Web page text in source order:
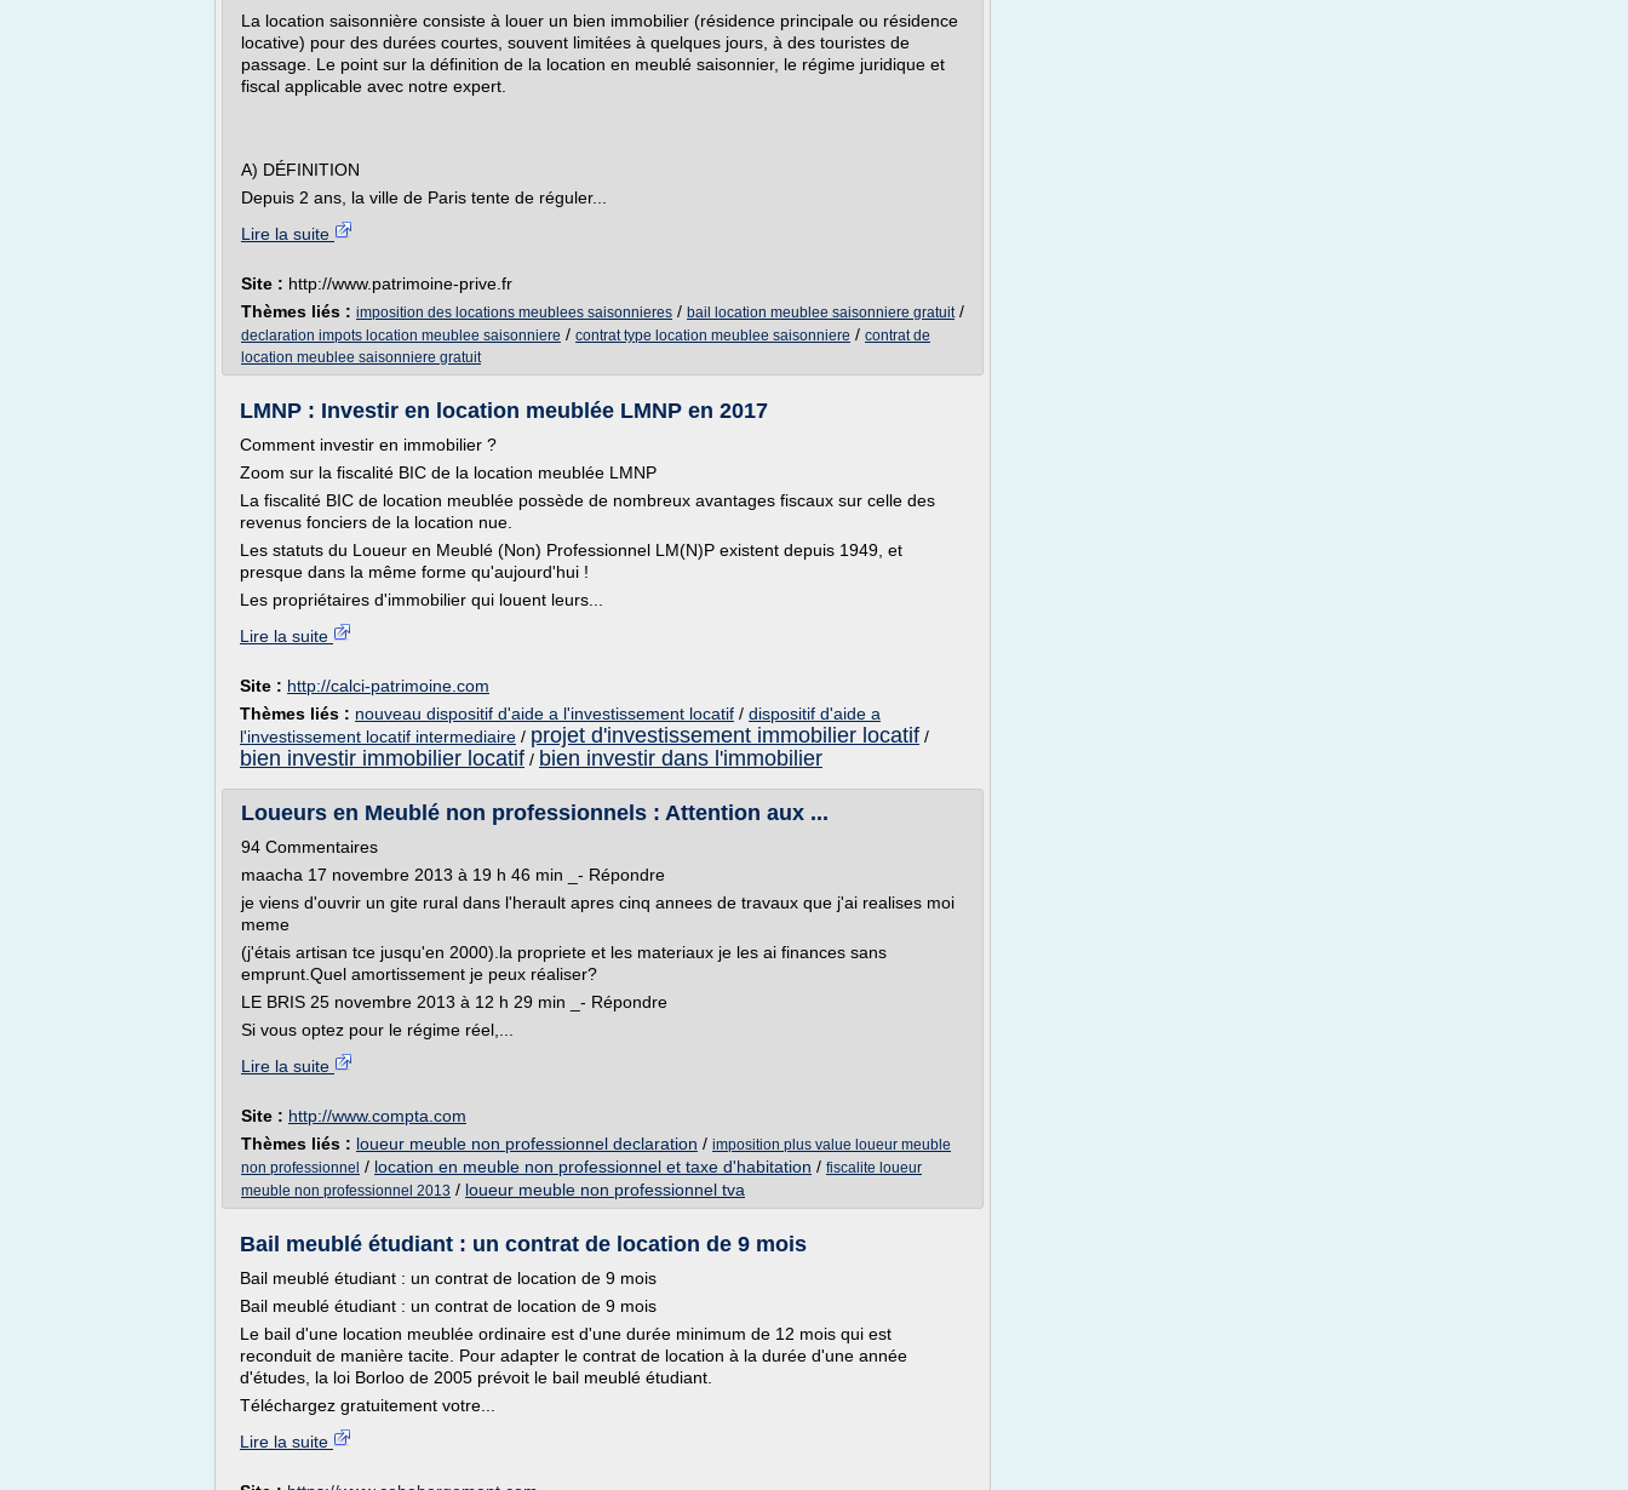
La location saisonnière consiste à louer un bien immobilier (résidence principale ou résidence
locative) pour des durées courtes, souvent limitées à quelques jours, à des touristes de
passage. Le point sur la définition de la location en meublé saisonnier, le régime juridique et
fiscal applicable avec notre expert.
A) DÉFINITION
Depuis 2 ans, la ville de Paris tente de réguler...
Lire la suite
Site : http://www.patrimoine-prive.fr
Thèmes liés : imposition des locations meublees saisonnieres / bail location meublee saisonniere gratuit/
declaration impots location meublee saisonniere / contrat type location meublee saisonniere / contrat de
location meublee saisonniere gratuit
LMNP : Investir en location meublée LMNP en 2017
Comment investir en immobilier ?
Zoom sur la fiscalité BIC de la location meublée LMNP
La fiscalité BIC de location meublée possède de nombreux avantages fiscaux sur celle des
revenus fonciers de la location nue.
Les statuts du Loueur en Meublé (Non) Professionnel LM(N)P existent depuis 1949, et
presque dans la même forme qu'aujourd'hui !
Les propriétaires d'immobilier qui louent leurs...
Lire la suite
Site : http://calci-patrimoine.com
Thèmes liés : nouveau dispositif d'aide a l'investissement locatif / dispositif d'aide a
l'investissement locatif intermediaire / projet d'investissement immobilier locatif /
bien investir immobilier locatif / bien investir dans l'immobilier
Loueurs en Meublé non professionnels : Attention aux ...
94 Commentaires
maacha 17 novembre 2013 à 19 h 46 min _- Répondre
je viens d'ouvrir un gite rural dans l'herault apres cinq annees de travaux que j'ai realises moi
meme
(j'étais artisan tce jusqu'en 2000).la propriete et les materiaux je les ai finances sans
emprunt.Quel amortissement je peux réaliser?
LE BRIS 25 novembre 2013 à 12 h 29 min _- Répondre
Si vous optez pour le régime réel,...
Lire la suite
Site : http://www.compta.com
Thèmes liés : loueur meuble non professionnel declaration / imposition plus value loueur meuble
non professionnel / location en meuble non professionnel et taxe d'habitation / fiscalite loueur
meuble non professionnel 2013 / loueur meuble non professionnel tva
Bail meublé étudiant : un contrat de location de 9 mois
Bail meublé étudiant : un contrat de location de 9 mois
Bail meublé étudiant : un contrat de location de 9 mois
Le bail d'une location meublée ordinaire est d'une durée minimum de 12 mois qui est
reconduit de manière tacite. Pour adapter le contrat de location à la durée d'une année
d'études, la loi Borloo de 2005 prévoit le bail meublé étudiant.
Téléchargez gratuitement votre...
Lire la suite